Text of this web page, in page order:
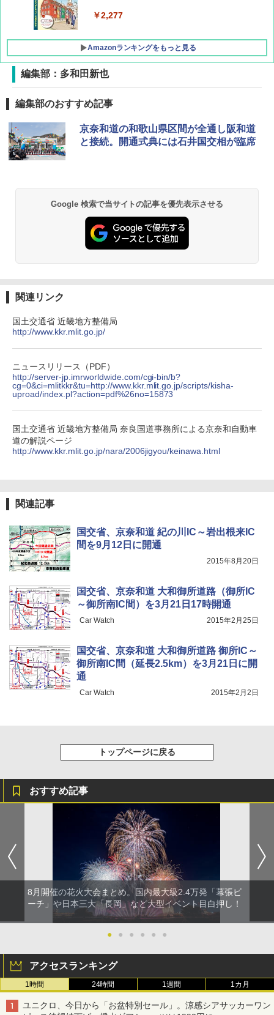
￥2,277
Amazonランキングをもっと見る
[キャンパーズコレクション 山善] ポップアッ
プテント 傘みたいに広げて畳める パッとサ
ッシュ 簡単設置 ワンタッチテント キャンプ
&ハイキング カーキ PATC-150(KH)
PYKES PEAK (パイクスピーク) 着替えテン
ト プライバシー テント 【中が透けない】 1
人用 折りたたみ 防災グッズ 災害用トイレ ビ
ーチ ピクニック ポップアップテント 携帯 簡
易 トイレテント (グレー)
￥4,980
500002(88859)
￥5,999
[キャンパーズコレクション 山善] 傘みたいに
広げるだけ パッとサッとテント ブラックコ
ーティング フルクローズ メッシュ 3-4人用
￥-
DEWEL パラソル 大型 ビーチ アウトドアパ
ラソル ガーデン サイトシート付 折りたたみ
き
GRANDOOR ステンレス保冷剤 2個セット 2
026リニューアル 急速冷凍 空間倍増 衛生的
コンパクト 保冷力長持ち
￥2,980
熊撃退スプレー 熊よけスプレー 熊スプレー
関の購入実績 登山・キャンプ・アウトドア・
防災用品 長期保存可能 緊急時用 日本国内発
送
BUNDOK(バンドック)ソロ ドーム 1 EX BDK
編集部：多和田新也
編集部のおすすめ記事
京奈和道の和歌山県区間が全通し阪和道
と接続。開通式典には石井国交相が臨席
Google 検索で当サイトの記事を優先表示させる
関連リンク
国土交通省 近畿地方整備局
http://www.kkr.mlit.go.jp/
ニュースリリース（PDF）
http://server-jp.imrworldwide.com/cgi-bin/b?
cg=0&ci=mlitkkr&tu=http://www.kkr.mlit.go.jp/scripts/kisha-
uproad/index.pl?action=pdf%26no=15873
国土交通省 近畿地方整備局 奈良国道事務所による京奈和自動車
道の解説ページ
http://www.kkr.mlit.go.jp/nara/2006jigyou/keinawa.html
関連記事
国交省、京奈和道 紀の川IC～岩出根来IC
間を9月12日に開通
2015年8月20日
国交省、京奈和道 大和御所道路（御所IC
～御所南IC間）を3月21日17時開通
Car Watch 2015年2月25日
国交省、京奈和道 大和御所道路 御所IC～
御所南IC間（延長2.5km）を3月21日に開
通
Car Watch 2015年2月2日
トップページに戻る
おすすめ記事
8月開催の花火大会まとめ。国内最大級2.4万発「幕張ビ
ーチ」や日本三大「長岡」など大型イベント目白押し！
● ● ● ● ● ●
アクセスランキング
1時間 24時間 1週間 1カ月
ユニクロ、今日から「お盆特別セール」。涼感シアサッカーワン